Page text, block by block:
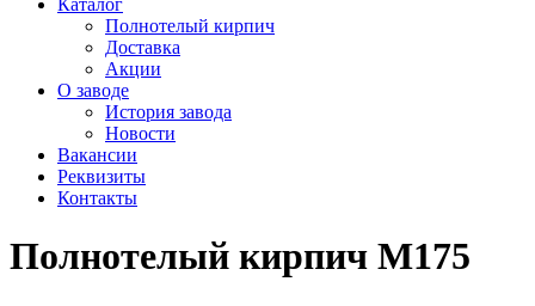
Каталог
Полнотелый кирпич
Доставка
Акции
О заводе
История завода
Новости
Вакансии
Реквизиты
Контакты
Полнотелый кирпич М175